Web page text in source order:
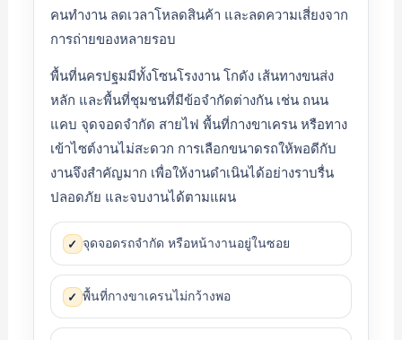
คนทำงาน ลดเวลาโหลดสินค้า และลดความเสี่ยงจาก
การถ่ายของหลายรอบ
พื้นที่นครปฐมมีทั้งโซนโรงงาน โกดัง เส้นทางขนส่ง
หลัก และพื้นที่ชุมชนที่มีข้อจำกัดต่างกัน เช่น ถนน
แคบ จุดจอดจำกัด สายไฟ พื้นที่กางขาเครน หรือทาง
เข้าไซต์งานไม่สะดวก การเลือกขนาดรถให้พอดีกับ
งานจึงสำคัญมาก เพื่อให้งานดำเนินได้อย่างราบรื่น
ปลอดภัย และจบงานได้ตามแผน
✓ จุดจอดรถจำกัด หรือหน้างานอยู่ในซอย
✓ พื้นที่กางขาเครนไม่กว้างพอ